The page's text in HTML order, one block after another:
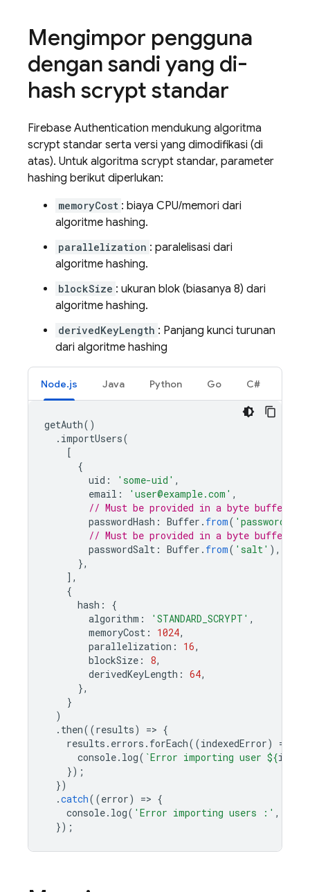
Mengimpor pengguna
dengan sandi yang di-
hash scrypt standar
Firebase Authentication mendukung algoritma
scrypt standar serta versi yang dimodifikasi (di
atas). Untuk algoritma scrypt standar, parameter
hashing berikut diperlukan:
memoryCost : biaya CPU/memori dari
algoritme hashing.
parallelization : paralelisasi dari
algoritme hashing.
blockSize : ukuran blok (biasanya 8) dari
algoritme hashing.
derivedKeyLength : Panjang kunci turunan
dari algoritme hashing
Node.js Java Python Go C#
getAuth()
. importUsers(
[
{
uid : 'some-uid' ,
email : 'user@example.com' ,
// Must be provided in a byte buffer.
passwordHash : Buffer . from( 'password-
// Must be provided in a byte buffer.
passwordSalt : Buffer . from( 'salt' ),
},
],
{
hash :
{
algorithm : 'STANDARD_SCRYPT' ,
memoryCost : 1024,
parallelization : 16,
blockSize : 8,
derivedKeyLength : 64,
},
}
)
. then((results) => {
results . errors . forEach((indexedError) =
console. log( `Error importing user ${
});
})
.catch((error) => {
console. log( 'Error importing users :' ,
});